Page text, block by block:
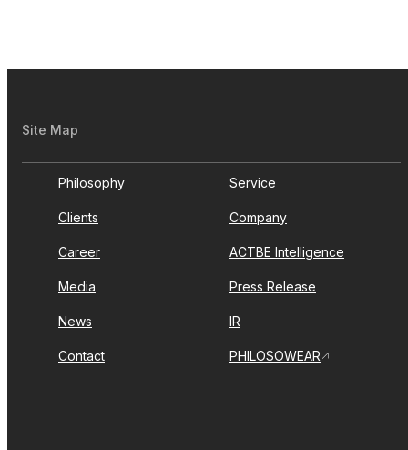
Site Map
Philosophy Service
Clients Company
Career ACTBE Intelligence
Media Press Release
News IR
Contact PHILOSOWEAR